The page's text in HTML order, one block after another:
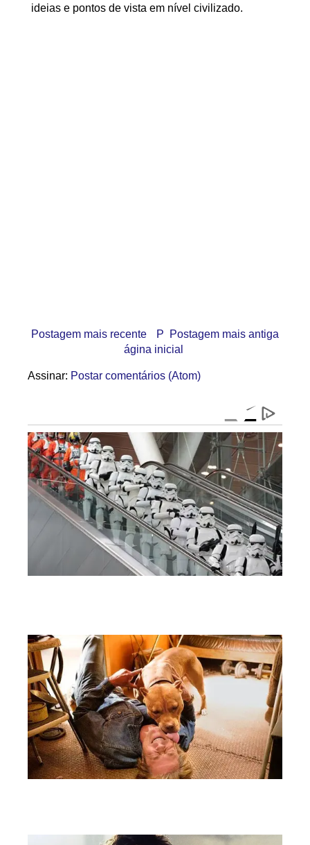
ideias e pontos de vista em nível civilizado.
Postagem mais recente Postagem mais antiga
P
ágina inicial
Assinar: Postar comentários (Atom)